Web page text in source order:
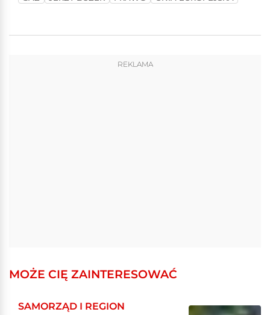
REKLAMA
MOŻE CIĘ ZAINTERESOWAĆ
SAMORZĄD I REGION